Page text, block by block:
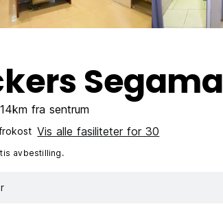
Segama
fra sentrum
Vis alle fasiliteter for 30
avbestilling.